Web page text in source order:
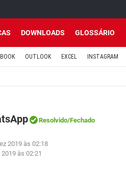
DOWNLOADS GLOSSÁRIO
OUTLOOK EXCEL INSTAGRAM
Resolvido/Fechado
2019 às 02:18
2019 às 02:21